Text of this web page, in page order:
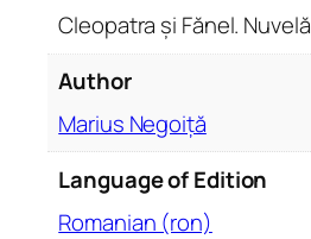
q
n
Cleopatra și Fănel. Nuvelă
Author
Marius Negoiță
Language of Edition
Romanian (ron)